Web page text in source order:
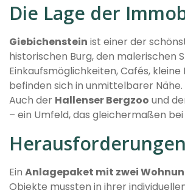
Die Lage der
Giebichenstein ist einer der
historischen Burg, den malerischen
Einkaufsmöglichkeiten, Cafés,
befinden sich in unmittelbarer Nähe.
Auch der Hallenser Bergzoo und
– ein Umfeld, das gleichermaßen
Ein Anlagepaket mit zwei
Objekte mussten in ihrer